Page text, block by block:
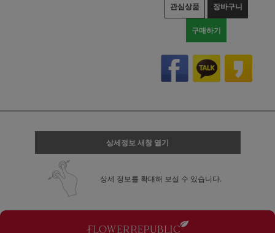
관심상품 장바구니
구매하기
상세정보 새창 열기
상세 정보를 확대해 보실 수 있습니다.